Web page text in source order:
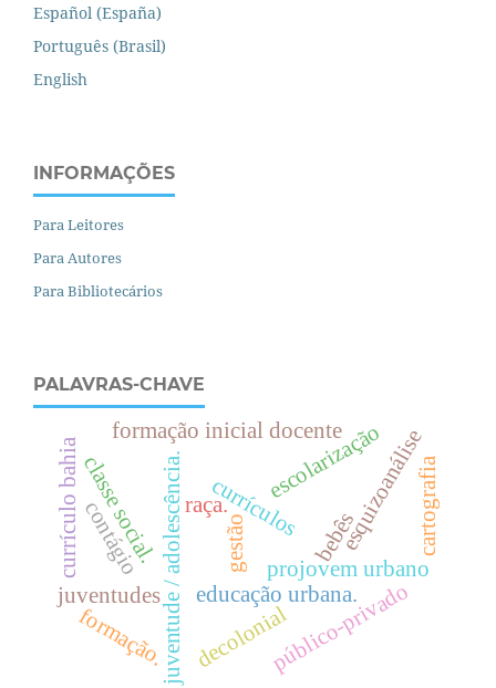
Español (España)
Português (Brasil)
English
INFORMAÇÕES
Para Leitores
Para Autores
Para Bibliotecários
PALAVRAS-CHAVE
currículos
projovem urbano
juventude / adolescência. educação urbana.
c
l
a
s
s
e
s
o
c
i
a
l
. raça.
gestão
juventudes
escolarização
público-privado
esquizoanálise
formação. decolonial
bebês
contágio cartografia
currículo bahia
formação inicial docente